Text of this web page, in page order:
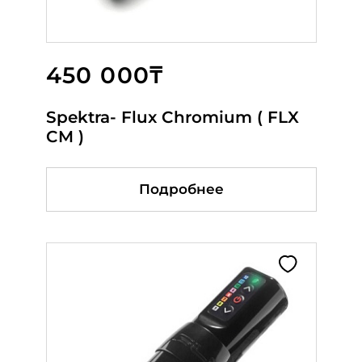
450 000₸
Spektra- Flux Chromium ( FLX
CM )
Подробнее
165 000₸
МАШИНКА P5 TS Silver
Подробнее
113 000₸
DEFENDERR DIAMOND
STEALTH
В корзину